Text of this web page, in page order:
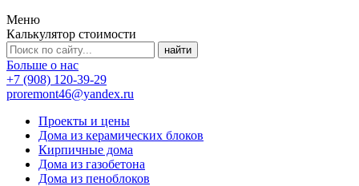
Меню
Калькулятор стоимости
Больше о нас
+7 (908) 120-39-29
proremont46@yandex.ru
Проекты и цены
Дома из керамических блоков
Кирпичные дома
Дома из газобетона
Дома из пеноблоков